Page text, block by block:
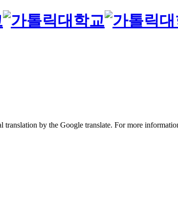
translation by the Google translate. For more